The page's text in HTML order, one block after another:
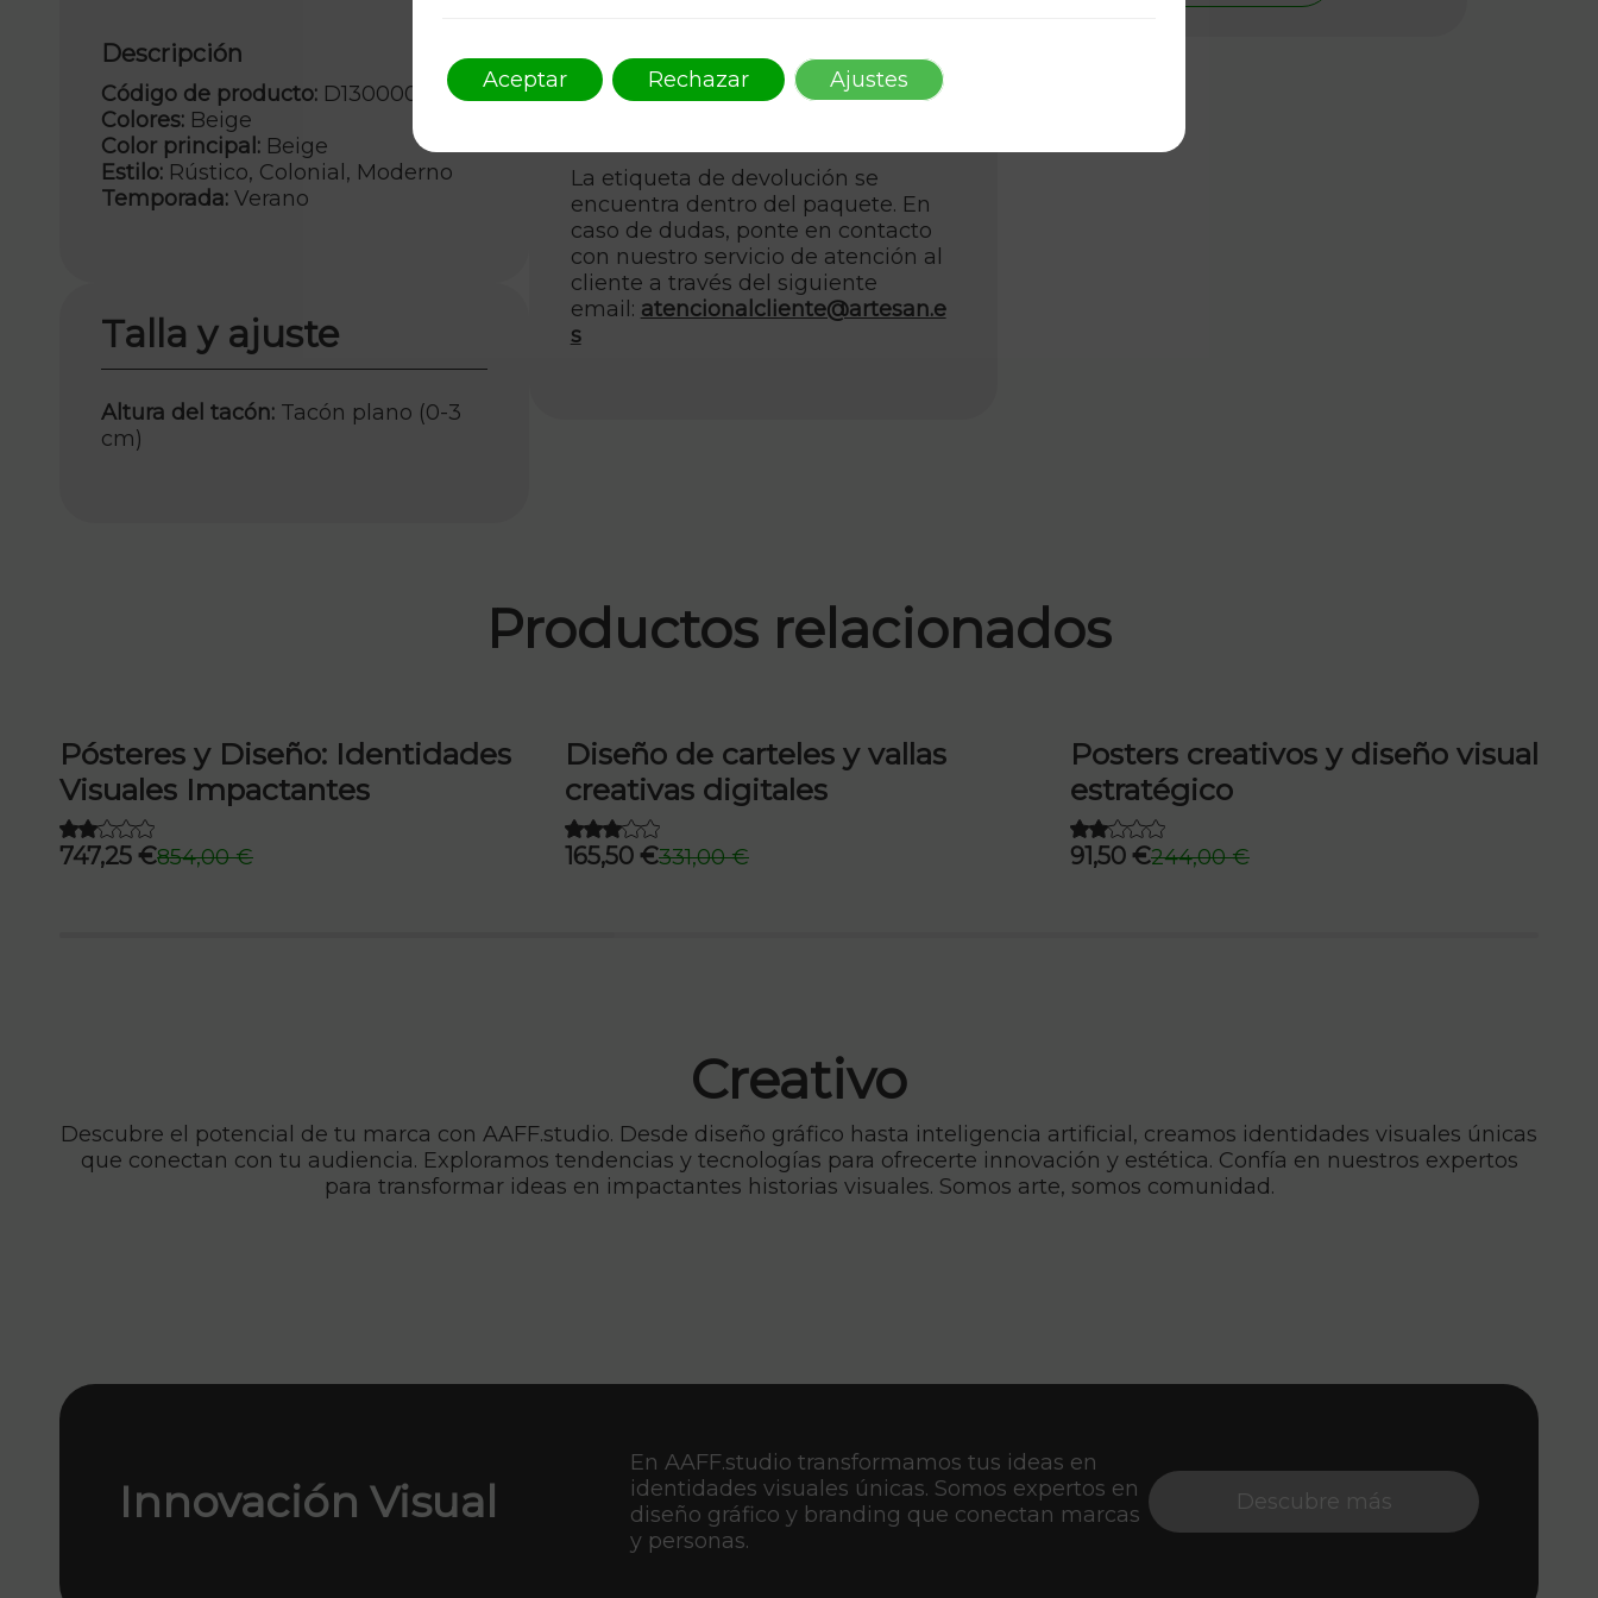
Descripción
Código de producto: D1300002KK12
Colores: Beige
Color principal: Beige
Estilo: Rústico, Colonial, Moderno
Temporada: Verano
Talla y ajuste
Altura del tacón: Tacón plano (0-3
cm)
Los productos inmediatamente
disponibles se entregarán en 2-5
La etiqueta de devolución se
encuentra dentro del paquete. En
caso de dudas, ponte en contacto
con nuestro servicio de atención al
cliente a través del siguiente
email: atencionalcliente@artesan.e
s
Productos relacionados
Pósteres y Diseño: Identidades
Visuales Impactantes
854,00€
747,25 €
Diseño de carteles y vallas
creativas digitales
331,00€
165,50 €
Posters creativos y diseño visual
estratégico
244,00€
91,50 €
Creativo
Descubre el potencial de tu marca con AAFF.studio. Desde diseño gráfico hasta inteligencia artificial, creamos identidades visuales únicas
que conectan con tu audiencia. Exploramos tendencias y tecnologías para ofrecerte innovación y estética. Confía en nuestros expertos
para transformar ideas en impactantes historias visuales. Somos arte, somos comunidad.
Innovación Visual
En AAFF.studio transformamos tus ideas en
identidades visuales únicas. Somos expertos en
diseño gráfico y branding que conectan marcas
y personas.
Descubre más
Aceptar Rechazar Ajustes